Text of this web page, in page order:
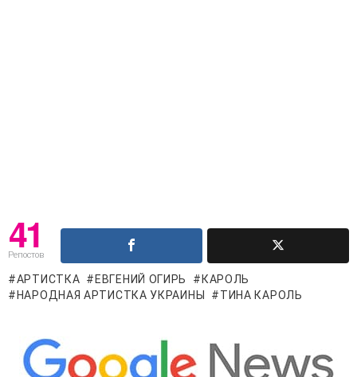
41
Репостов
АРТИСТКА ЕВГЕНИЙ ОГИРЬ
КАРОЛЬ
НАРОДНАЯ АРТИСТКА УКРАИНЫ
ТИНА КАРОЛЬ